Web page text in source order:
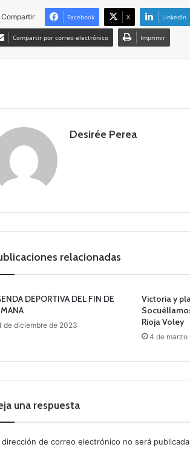
Compartir Facebook X LinkedIn
Compartir por correo electrónico Imprimir
Desirée Perea
relacionadas
DEPORTIVA DEL FIN DE
de diciembre de 2023
Victoria y
Rioja Voley
4 de marzo
una respuesta
dirección de correo electrónico no será